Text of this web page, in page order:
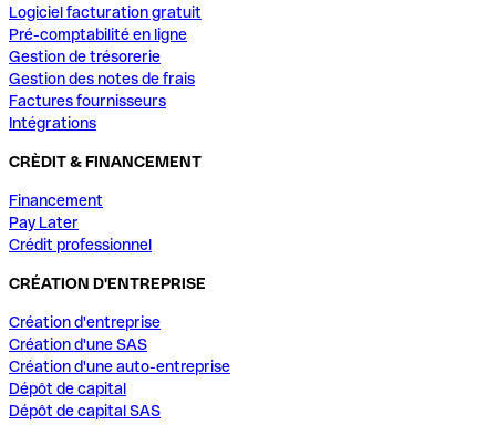
Logiciel facturation gratuit
Pré-comptabilité en ligne
Gestion de trésorerie
Gestion des notes de frais
Factures fournisseurs
Intégrations
CRÈDIT & FINANCEMENT
Financement
Pay Later
Crédit professionnel
CRÉATION D'ENTREPRISE
Création d'entreprise
Création d'une SAS
Création d'une auto-entreprise
Dépôt de capital
Dépôt de capital SAS